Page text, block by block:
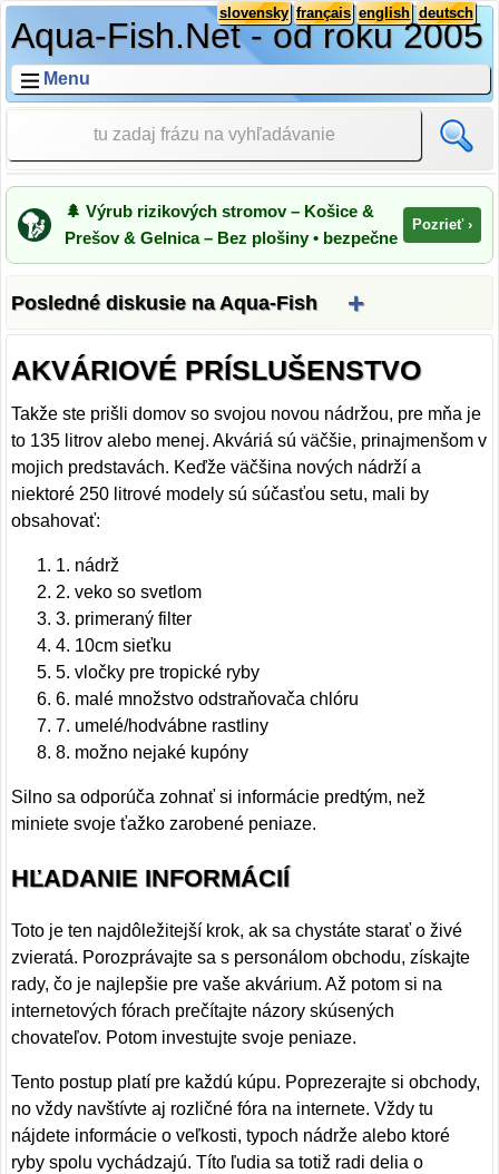
Aqua-Fish.Net - od roku 2005
deutsch
english
français
slovensky
Menu
🌲 Výrub rizikových stromov – Košice &
Prešov & Gelnica – Bez plošiny • bezpečne
Pozrieť ›
Posledné diskusie na Aqua-Fish +
AKVÁRIOVÉ PRÍSLUŠENSTVO
Takže ste prišli domov so svojou novou nádržou, pre mňa je
to 135 litrov alebo menej. Akváriá sú väčšie, prinajmenšom v
mojich predstavách. Keďže väčšina nových nádrží a
niektoré 250 litrové modely sú súčasťou setu, mali by
obsahovať:
1. nádrž
2. veko so svetlom
3. primeraný filter
4. 10cm sieťku
5. vločky pre tropické ryby
6. malé množstvo odstraňovača chlóru
7. umelé/hodvábne rastliny
8. možno nejaké kupóny
Silno sa odporúča zohnať si informácie predtým, než
miniete svoje ťažko zarobené peniaze.
HĽADANIE INFORMÁCIÍ
Toto je ten najdôležitejší krok, ak sa chystáte starať o živé
zvieratá. Porozprávajte sa s personálom obchodu, získajte
rady, čo je najlepšie pre vaše akvárium. Až potom si na
internetových fórach prečítajte názory skúsených
chovateľov. Potom investujte svoje peniaze.
Tento postup platí pre každú kúpu. Poprezerajte si obchody,
no vždy navštívte aj rozličné fóra na internete. Vždy tu
nájdete informácie o veľkosti, typoch nádrže alebo ktoré
ryby spolu vychádzajú. Títo ľudia sa totiž radi delia o